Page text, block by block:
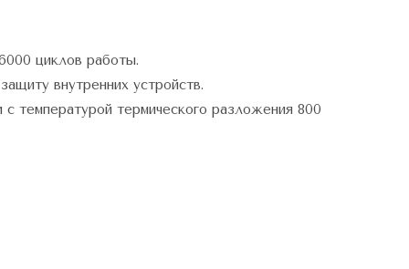
циклов работы.
внутренних устройств.
температурой термического разложения 800